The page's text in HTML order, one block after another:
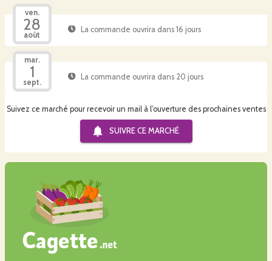
ven.
28
août
La commande ouvrira dans 16 jours
mar.
1
sept.
La commande ouvrira dans 20 jours
Suivez ce marché pour recevoir un mail à l'ouverture des prochaines ventes
SUIVRE CE MARCHÉ